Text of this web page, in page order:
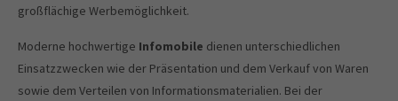
großflächige Werbemöglichkeit.
Moderne hochwertige Infomobile dienen unterschiedlichen
Einsatzzwecken wie der Präsentation und dem Verkauf von Waren
sowie dem Verteilen von Informationsmaterialien. Bei der